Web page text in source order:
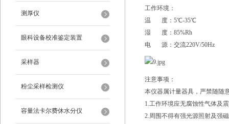
测厚仪
眼科设备校准鉴定装置
采样器
粉尘采样检测仪
容量法卡尔费休水分仪
工作环境：
温 度：5℃-35℃
湿 度：85%Rh
电 源：交流220V/50Hz
注意事项：
本仪器属计量器具，严禁随随
1.工作环境应无腐蚀性气体及
2.周围不得有强光源照射及强